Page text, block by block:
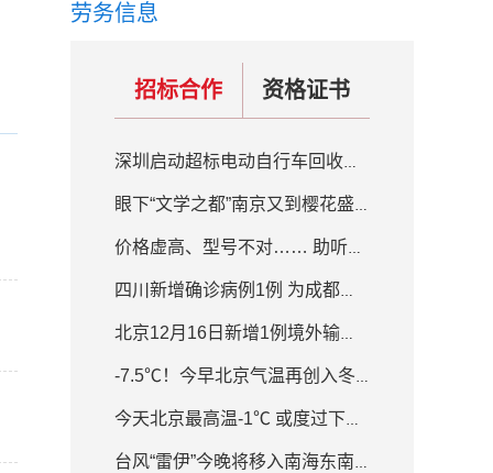
劳务信息
招标合作 资格证书
深圳启动超标电动自行车回收置换补贴活动 补贴200元-800元不等
眼下“文学之都”南京又到樱花盛开的季节
价格虚高、型号不对…… 助听器质量良莠不齐
四川新增确诊病例1例 为成都入境人员隔离场所工作人员
北京12月16日新增1例境外输入确诊病例
-7.5℃！今早北京气温再创入冬新低 白天最高气温-1℃
今天北京最高温-1℃ 或度过下半年来最冷白天
台风“雷伊”今晚将移入南海东南部海面 强度逐渐增强